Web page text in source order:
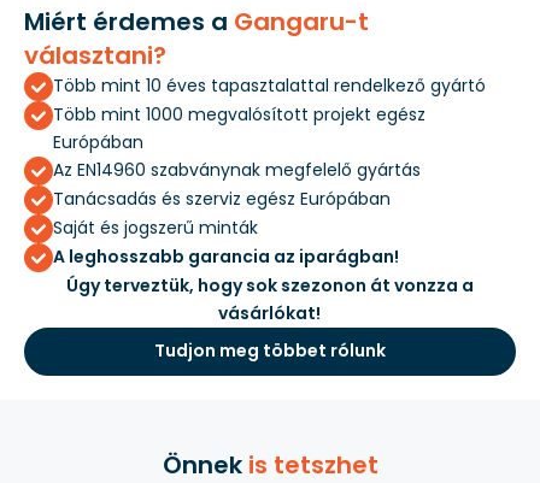
Miért érdemes a Gangaru-t
választani?
Több mint 10 éves tapasztalattal rendelkező gyártó
Több mint 1000 megvalósított projekt egész
Európában
Az EN14960 szabványnak megfelelő gyártás
Tanácsadás és szerviz egész Európában
Saját és jogszerű minták
A leghosszabb garancia az iparágban!
Úgy terveztük, hogy sok szezonon át vonzza a
vásárlókat!
Tudjon meg többet rólunk
Önnek is tetszhet